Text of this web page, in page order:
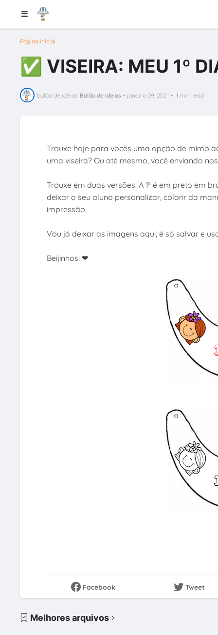
Página inicial
✅ VISEIRA: MEU 1º
balão de idéias Balão de Ideias • janeiro 09, 2021 • 1 min read
Trouxe hoje para vocês uma opção de mimo
uma viseira? Ou até mesmo, você enviando
Trouxe em duas versões. A 1ª é em preto em
deixar o seu aluno personalizar, colorir da
impressão.
Vou já deixar as imagens aqui, é só salvar e
Beijinhos! ❤
Facebook Tweet
Melhores arquivos